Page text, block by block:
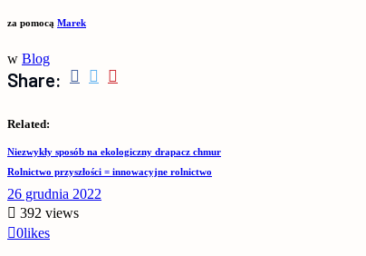
za pomocą Marek
w Blog
Share:
Related:
Niezwykły sposób na ekologiczny drapacz chmur
Rolnictwo przyszłości = innowacyjne rolnictwo
26 grudnia 2022
392 views
0likes